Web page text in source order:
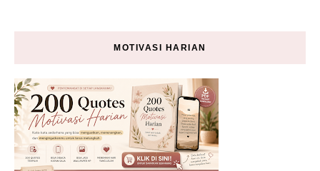
MOTIVASI HARIAN